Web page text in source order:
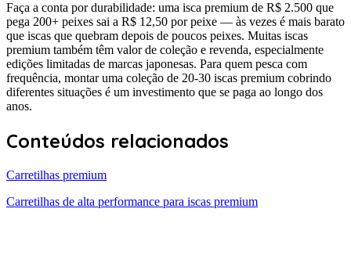
Faça a conta por durabilidade: uma isca premium de R$ 2.500 que
pega 200+ peixes sai a R$ 12,50 por peixe — às vezes é mais barato
que iscas que quebram depois de poucos peixes. Muitas iscas
premium também têm valor de coleção e revenda, especialmente
edições limitadas de marcas japonesas. Para quem pesca com
frequência, montar uma coleção de 20-30 iscas premium cobrindo
diferentes situações é um investimento que se paga ao longo dos
anos.
Conteúdos relacionados
Carretilhas premium
Carretilhas de alta performance para iscas premium